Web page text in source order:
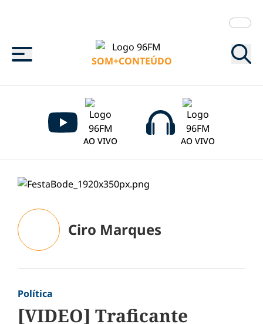
Menu
SOM+CONTEÚDO
AO VIVO AO VIVO
Ciro Marques
Política
[VIDEO] Traficante